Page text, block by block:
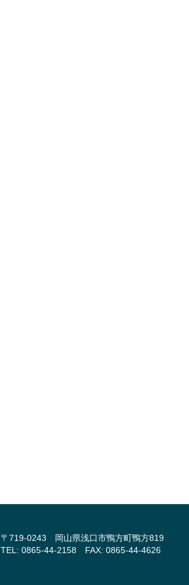
〒719-0243 岡山県浅口市鴨方町鴨方819
TEL: 0865-44-2158 FAX: 0865-44-4626